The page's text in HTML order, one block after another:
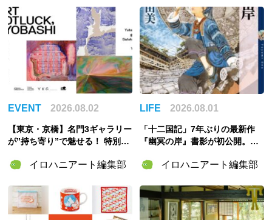
EVENT 2026.08.02
【東京・京橋】名門3ギャラリー
が”持ち寄り”で魅せる！ 特別企
SHI」Gallery & Bakery Tokyo
イロハニアート編集部
LIFE 2026.08.01
「十二国記」7年ぶりの最新作
『幽冥の岸』書影が初公開。山
在・琅燦イロハニアート編集部